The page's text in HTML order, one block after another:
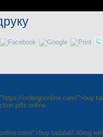
ordergnonline.com/">buy
pills online
">buy tadalafil 40mg